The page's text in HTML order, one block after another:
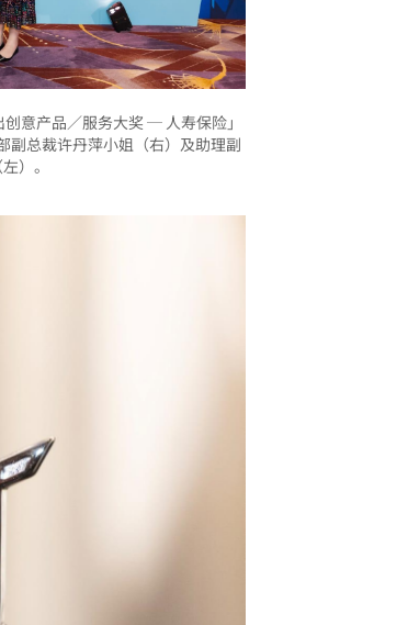
意产品／服务大奖 ─ 人寿保险」
副总裁许丹萍小姐（右）及助理副
）。